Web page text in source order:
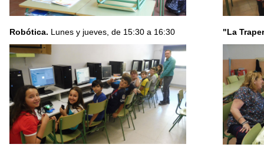
Robótica. Lunes y jueves, de 15:30 a 16:30 "La